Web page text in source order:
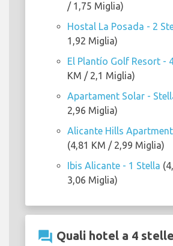
/ 1,75 Miglia)
Hostal La Posada - 2
1,92 Miglia)
El Plantío Golf Resort -
KM / 2,1 Miglia)
Apartament Solar -
2,96 Miglia)
Alicante Hills
(4,81 KM / 2,99 Miglia)
Ibis Alicante - 1 Stella
3,06 Miglia)
question_answer Quali hotel a 4